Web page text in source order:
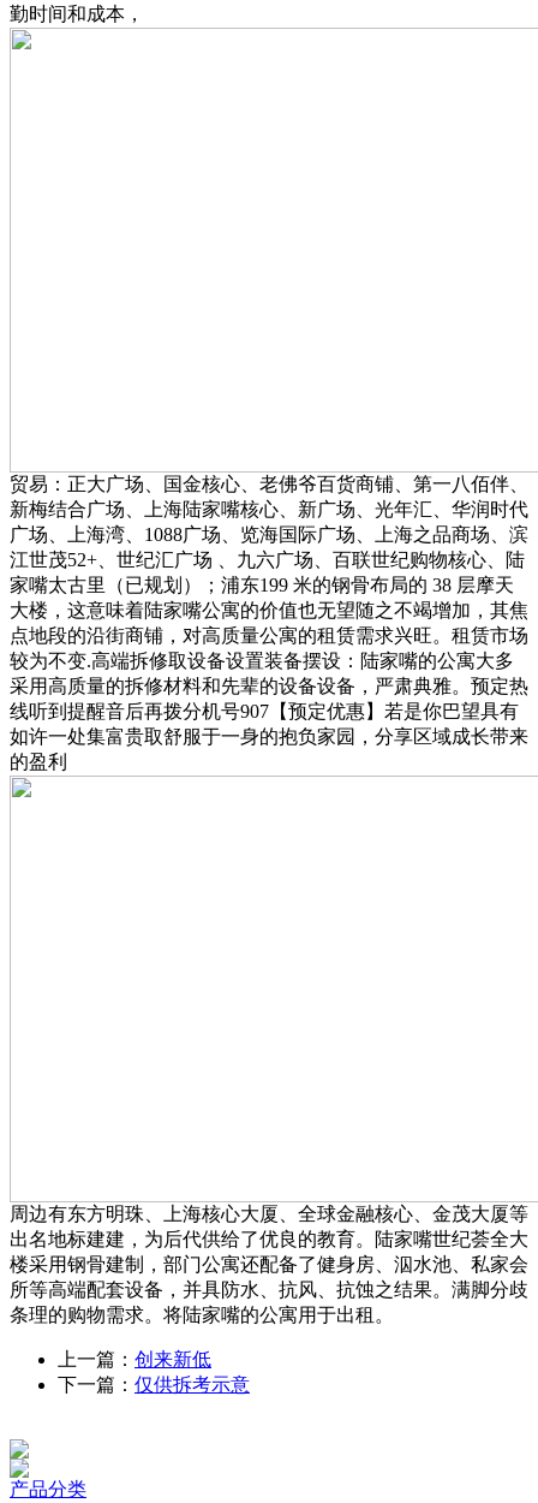
勤时间和成本，
贸易：正大广场、国金核心、老佛爷百货商铺、第一八佰伴、
新梅结合广场、上海陆家嘴核心、新广场、光年汇、华润时代
广场、上海湾、1088广场、览海国际广场、上海之品商场、滨
江世茂52+、世纪汇广场 、九六广场、百联世纪购物核心、陆
家嘴太古里（已规划）；浦东199 米的钢骨布局的 38 层摩天
大楼，这意味着陆家嘴公寓的价值也无望随之不竭增加，其焦
点地段的沿街商铺，对高质量公寓的租赁需求兴旺。租赁市场
较为不变.高端拆修取设备设置装备摆设：陆家嘴的公寓大多
采用高质量的拆修材料和先辈的设备设备，严肃典雅。预定热
线听到提醒音后再拨分机号907【预定优惠】若是你巴望具有
如许一处集富贵取舒服于一身的抱负家园，分享区域成长带来
的盈利
周边有东方明珠、上海核心大厦、全球金融核心、金茂大厦等
出名地标建建，为后代供给了优良的教育。陆家嘴世纪荟全大
楼采用钢骨建制，部门公寓还配备了健身房、泅水池、私家会
所等高端配套设备，并具防水、抗风、抗蚀之结果。满脚分歧
条理的购物需求。将陆家嘴的公寓用于出租。
上一篇： 创来新低
下一篇： 仅供拆考示意
产品分类